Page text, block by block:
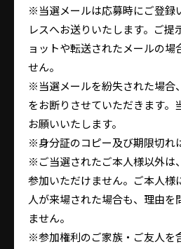
※当選メールは応募時にご登録
レスへお送りいたします。ご提
ョットや転送されたメールの場
せん。
※当選メールを紛失された場合
をお断りさせていただきます。
お願いいたします。
※身分証のコピー及び期限切れ
※ご当選されたご本人様以外は
参加いただけません。ご本人様
人が来場された場合も、理由を
ません。
※参加権利のご家族・ご友人を